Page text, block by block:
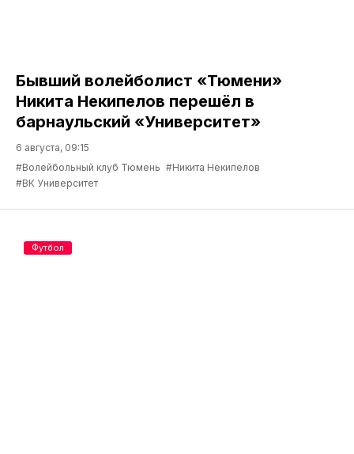
Бывший волейболист «Тюмени»
Никита Некипелов перешёл в
барнаульский «Университет»
6 августа, 09:15
#Волейбольный клуб Тюмень #Никита Некипелов
#ВК Университет
Футбол